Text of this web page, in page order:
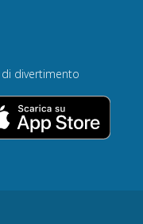
divertimento